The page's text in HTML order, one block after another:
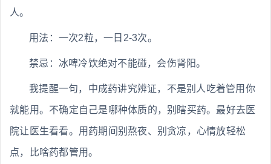
人。
用法：一次2粒，一日2-3次。
禁忌：冰啤冷饮绝对不能碰，会伤肾阳。
我提醒一句，中成药讲究辨证，不是别人吃着管用你
就能用。不确定自己是哪种体质的，别瞎买药。最好去医
院让医生看看。用药期间别熬夜、别贪凉，心情放轻松
点，比啥药都管用。